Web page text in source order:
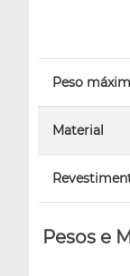
Peso
Material
Pesos e